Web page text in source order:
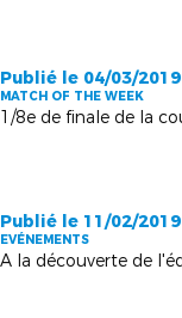
Publié le 04/03/2019
MATCH OF THE WEEK
Publié le 11/02/2019
EVÉNEMENTS